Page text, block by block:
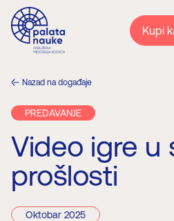
Kupi
Nazad na događaje
PREDAVANJE
Video igre u
prošlosti
Oktobar 2025